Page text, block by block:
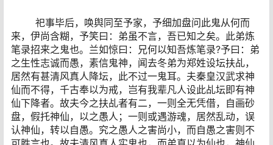
祀事毕后，唤舆同至予家，予细加盘问此鬼从何而
来，伊尚含糊，予笑曰：弟虽不言，吾已知之矣。此弟炼
笔录招来之鬼也。兰如惊曰：兄何以知吾炼笔录?予曰：弟
之生性志诚而愚，素信鬼神，闻去冬弟为郑姓设坛扶乩，
居然有甚清风真人降坛，此不过一鬼耳。夫秦皇汉武求神
仙而不得，千古奉以为戒，岂有我辈凡人设此乩坛即有神
仙下降者。故夫今之扶乩者有二，一则全无凭借，自画砂
盘，假托神仙，以之愚人；一则或遇游魂，居然乱动，误
认神仙，转以自愚。究之愚人之害尚小，而自愚之害则不